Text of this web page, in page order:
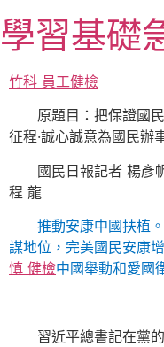
至
主
要
學習基礎
竹科 員工健檢
原題目：把保證國
征程·誠心誠意為國民辦事
國民日報記者 楊彥
程 龍
推動安康中國扶植
謀地位，完美國民安康
慎 健檢中國舉動和愛國
習近平總書記在黨